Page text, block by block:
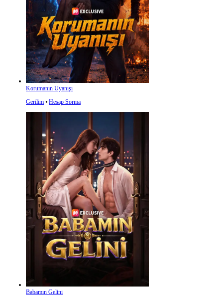
Korumanın Uyanışı
Gerilim ⦁ Hesap Sorma
Babamın Gelini